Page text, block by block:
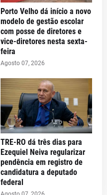
Porto Velho dá início a novo
modelo de gestão escolar
com posse de diretores e
vice-diretores nesta sexta-
feira
Agosto 07, 2026
TRE-RO dá três dias para
Ezequiel Neiva regularizar
pendência em registro de
candidatura a deputado
federal